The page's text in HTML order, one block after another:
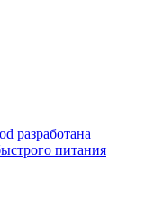
разработана
питания